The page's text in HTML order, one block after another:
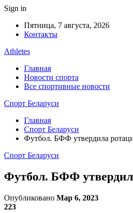
Sign in
Пятница, 7 августа, 2026
Контакты
Athletes
Главная
Новости спорта
Все спортивные новости
Спорт Беларуси
Главная
Спорт Беларуси
Футбол. БФФ утвердила
Спорт Беларуси
Футбол. БФФ
Опубликовано Мар 6, 2023
223